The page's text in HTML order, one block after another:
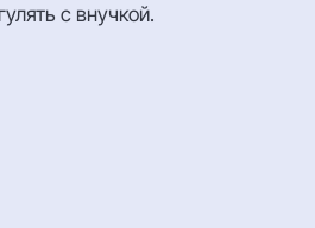
с внучкой.